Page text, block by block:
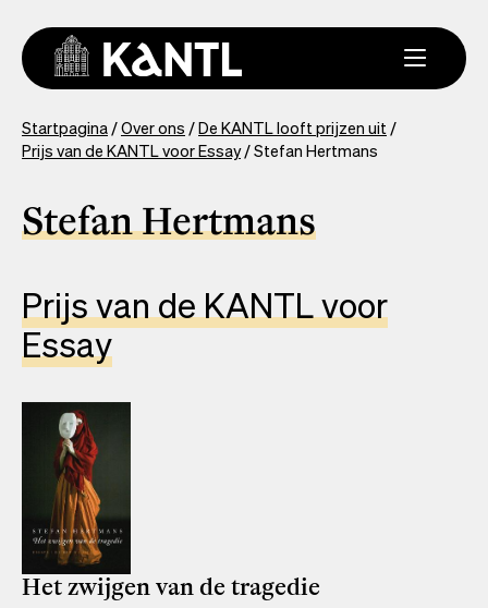
naar
inhoud
gaan
You
are
Startpagina Over ons De KANTL looft prijzen uit
Prijs van de KANTL voor Essay Stefan Hertmans
Stefan Hertmans
Prijs van de KANTL voor
Essay
Het zwijgen van de tragedie